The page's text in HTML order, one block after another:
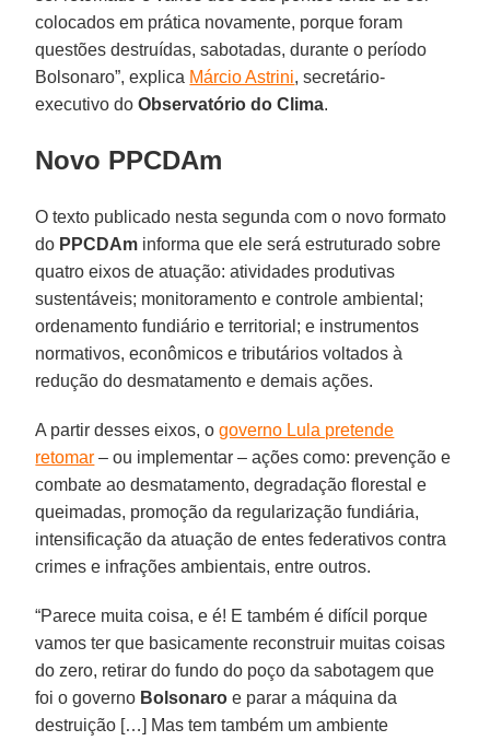
colocados em prática novamente, porque foram
questões destruídas, sabotadas, durante o período
Bolsonaro”, explica Márcio Astrini, secretário-
executivo doObservatório do Clima.
Novo PPCDAm
O texto publicado nesta segunda com o novo formato
do PPCDAm informa que ele será estruturado sobre
quatro eixos de atuação: atividades produtivas
sustentáveis; monitoramento e controle ambiental;
ordenamento fundiário e territorial; e instrumentos
normativos, econômicos e tributários voltados à
redução do desmatamento e demais ações.
A partir desses eixos, ogoverno Lula pretende
retomar – ou implementar – ações como: prevenção e
combate ao desmatamento, degradação florestal e
queimadas, promoção da regularização fundiária,
intensificação da atuação de entes federativos contra
crimes e infrações ambientais, entre outros.
“Parece muita coisa, e é! E também é difícil porque
vamos ter que basicamente reconstruir muitas coisas
do zero, retirar do fundo do poço da sabotagem que
foi o governo Bolsonaro e parar a máquina da
destruição […] Mas tem também um ambiente